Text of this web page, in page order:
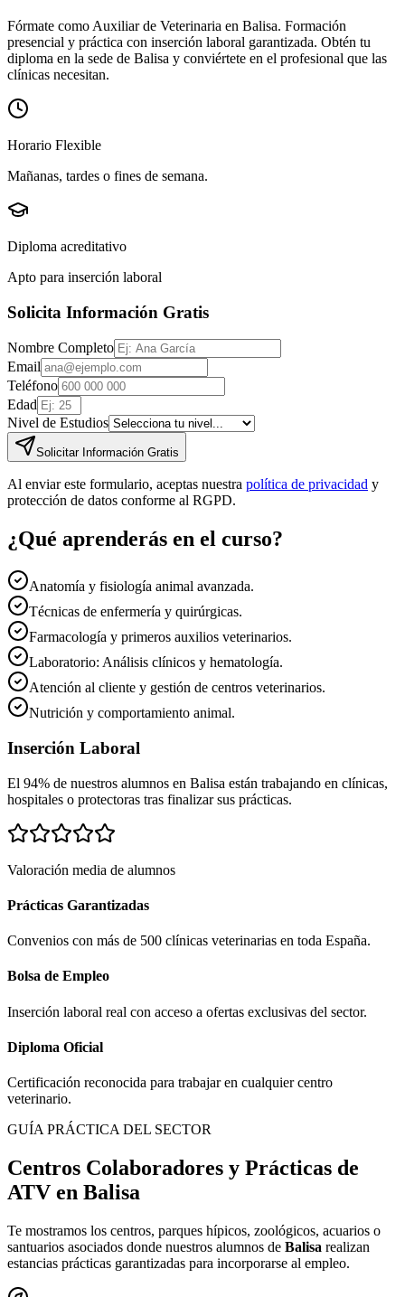
Fórmate como Auxiliar de Veterinaria en Balisa. Formación
presencial y práctica con inserción laboral garantizada. Obtén tu
diploma en la sede de Balisa y conviértete en el profesional que las
clínicas necesitan.
Horario Flexible
Mañanas, tardes o fines de semana.
Diploma acreditativo
Apto para inserción laboral
Solicita Información Gratis
Nombre Completo
Email
Teléfono
Edad
Nivel de Estudios
Solicitar Información Gratis
Al enviar este formulario, aceptas nuestra política de privacidad y
protección de datos conforme al RGPD.
¿Qué aprenderás en el curso?
Anatomía y fisiología animal avanzada.
Técnicas de enfermería y quirúrgicas.
Farmacología y primeros auxilios veterinarios.
Laboratorio: Análisis clínicos y hematología.
Atención al cliente y gestión de centros veterinarios.
Nutrición y comportamiento animal.
Inserción Laboral
El 94% de nuestros alumnos en Balisa están trabajando en clínicas,
hospitales o protectoras tras finalizar sus prácticas.
Valoración media de alumnos
Prácticas Garantizadas
Convenios con más de 500 clínicas veterinarias en toda España.
Bolsa de Empleo
Inserción laboral real con acceso a ofertas exclusivas del sector.
Diploma Oficial
Certificación reconocida para trabajar en cualquier centro
veterinario.
GUÍA PRÁCTICA DEL SECTOR
Centros Colaboradores y Prácticas de
ATV en Balisa
Te mostramos los centros, parques hípicos, zoológicos, acuarios o
santuarios asociados donde nuestros alumnos de Balisa realizan
estancias prácticas garantizadas para incorporarse al empleo.